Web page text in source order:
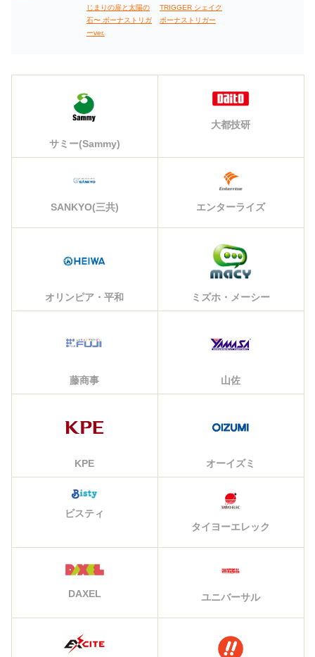
じまりの扉と太陽の
石〜 ボーナストリガ
ーver.
TRIGGER シェイク
ボーナストリガー
サミー(Sammy)
大都技研
SANKYO(三共) エンターライズ
オリンピア・平和 ミズホ・メーシー
藤商事 山佐
KPE オーイズミ
ビスティ
タイヨーエレック
DAXEL ユニバーサル